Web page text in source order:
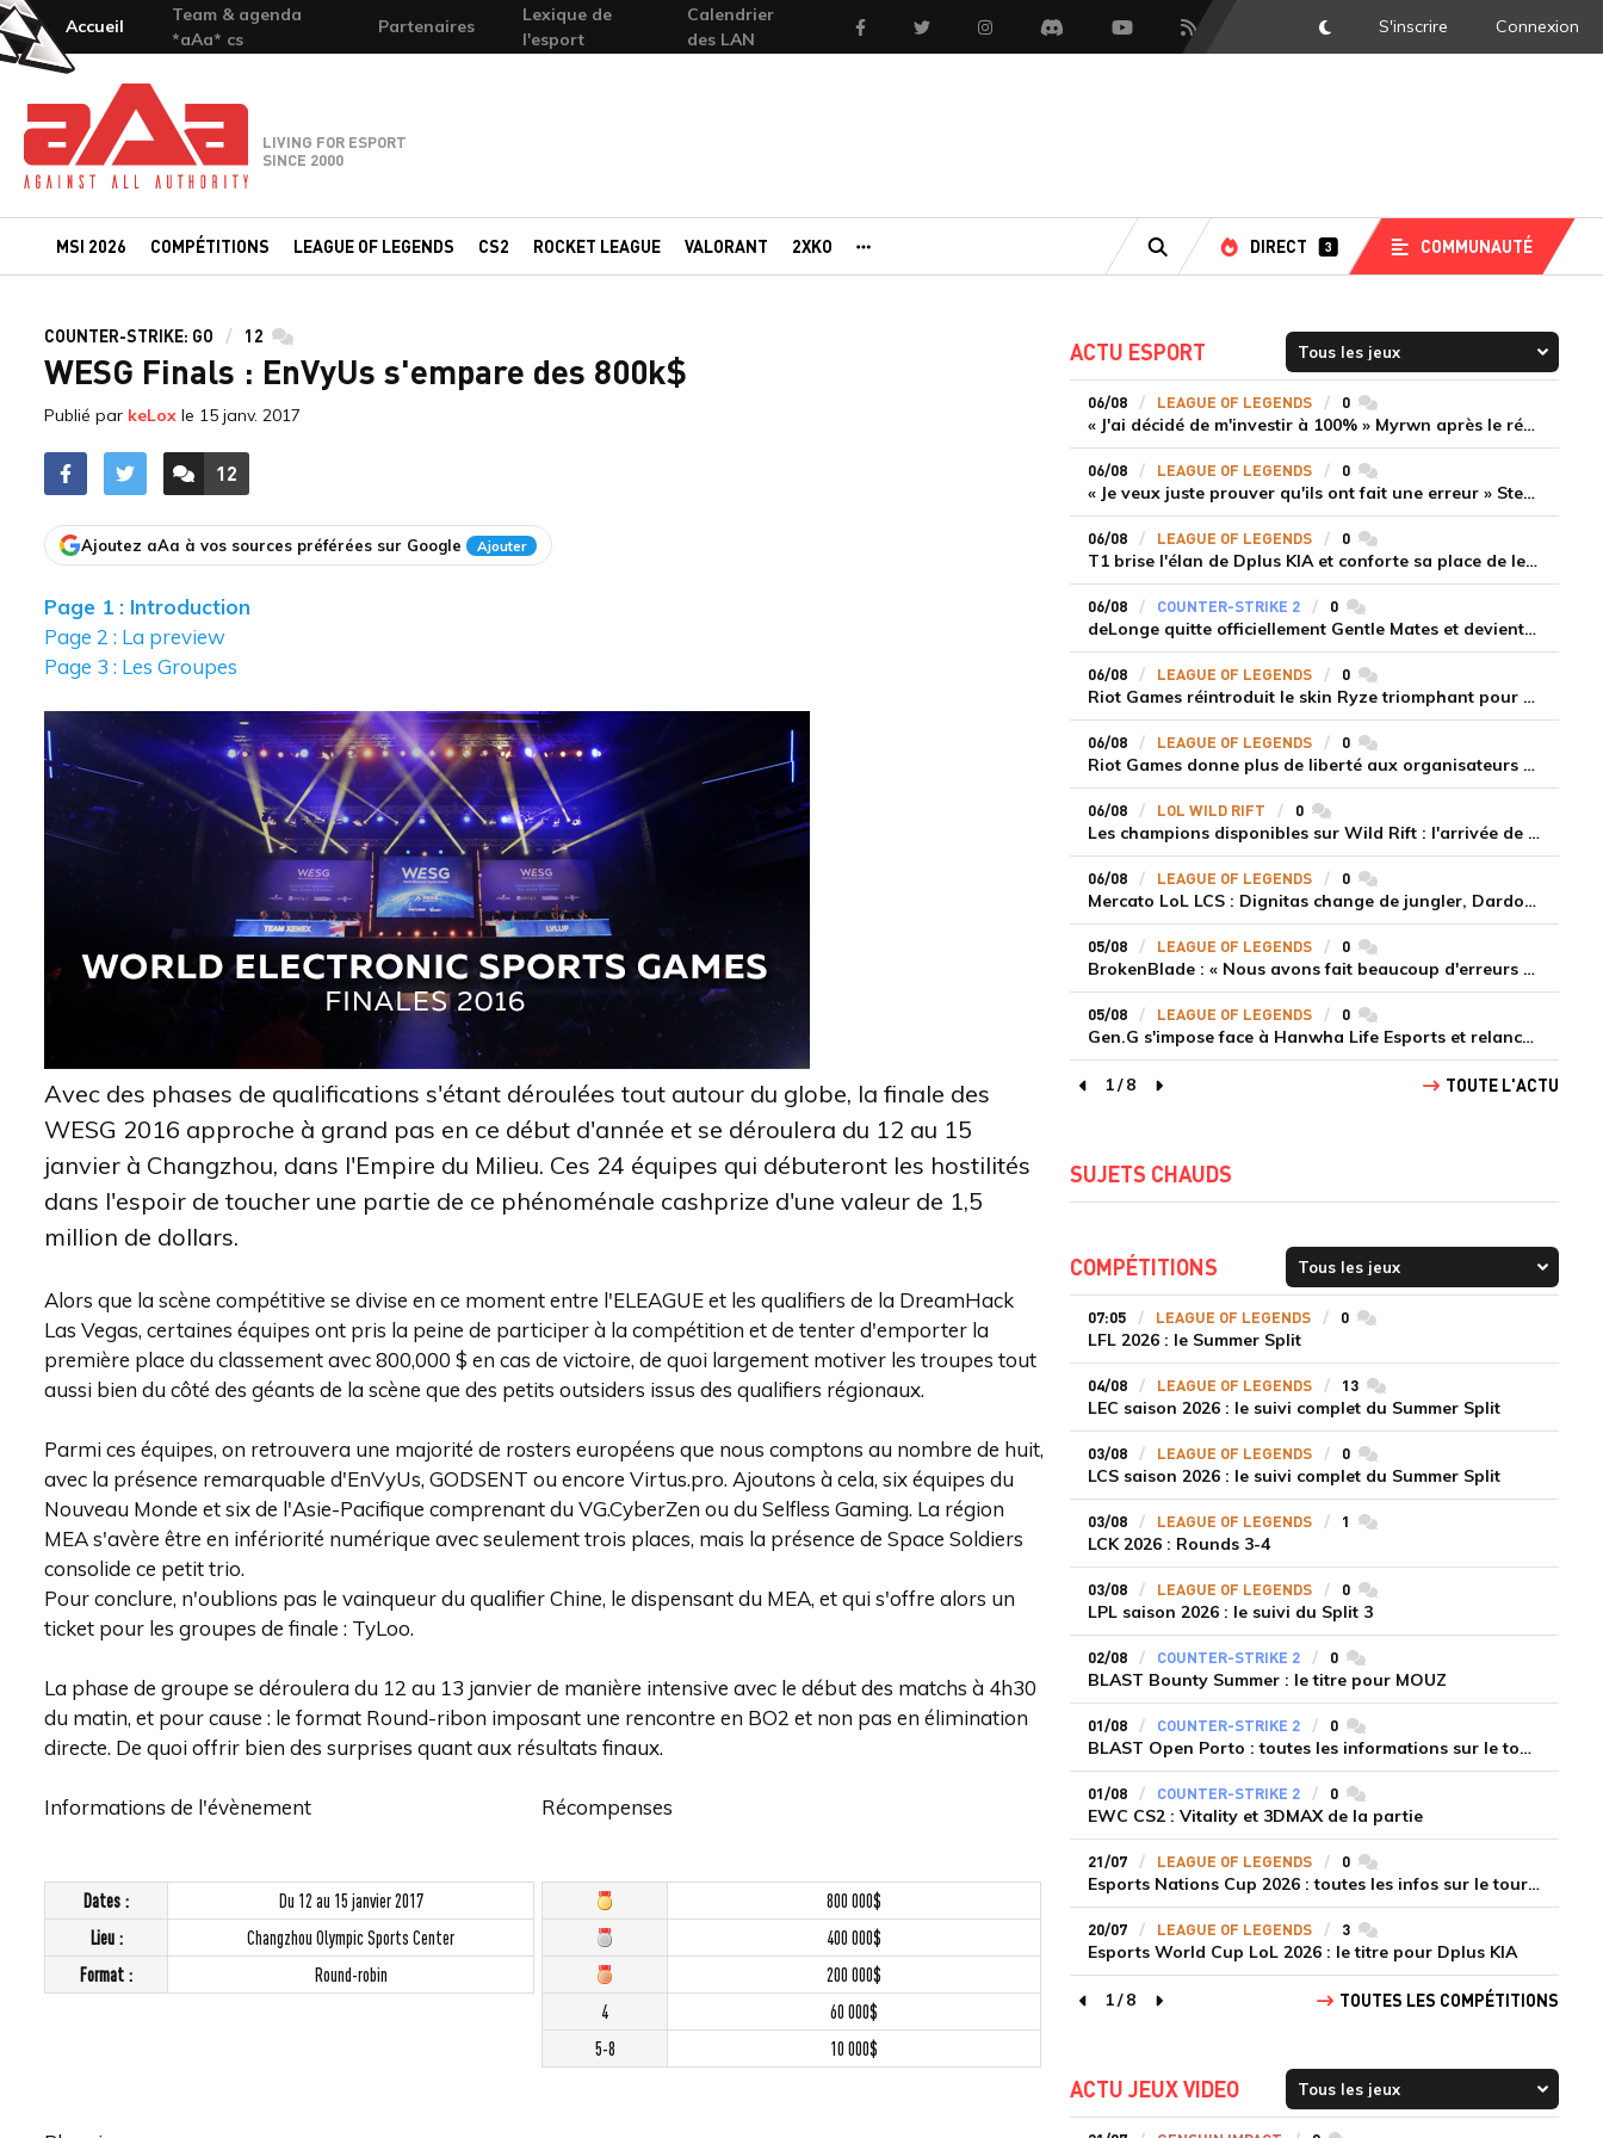
Accueil
Team & agenda
*aAa* cs
Partenaires
Lexique de
l'esport
Calendrier
des LAN
FacebookTwitter InstagramDiscord YoutubeFlux RSS DarkMode
S'inscrire Connexion
Team-aAa - against All authority
LIVING FOR ESPORT
SINCE 2000
MSI 2026 COMPÉTITIONS LEAGUE OF LEGENDS CS2 ROCKET LEAGUE VALORANT 2XKO
RECHERCHE
DIRECT 3 COMMUNAUTÉ
COUNTER-STRIKE: GO 12 commentaires
WESG Finals : EnVyUs s'empare des 800k$
Publié par keLox le 15 janv. 2017
ACCÉDER AUX
12
COMMENTAIRES
Ajoutez aAa à vos sources préférées sur Google Ajouter
Page 1 : Introduction
Page 2 : La preview
Page 3 : Les Groupes
Avec des phases de qualifications s'étant déroulées tout autour du globe, la finale des
WESG 2016 approche à grand pas en ce début d'année et se déroulera du 12 au 15
janvier à Changzhou, dans l'Empire du Milieu. Ces 24 équipes qui débuteront les hostilités
dans l'espoir de toucher une partie de ce phénoménale cashprize d'une valeur de 1,5
million de dollars.
Alors que la scène compétitive se divise en ce moment entre l'ELEAGUE et les qualifiers de la DreamHack
Las Vegas, certaines équipes ont pris la peine de participer à la compétition et de tenter d'emporter la
première place du classement avec 800,000 $ en cas de victoire, de quoi largement motiver les troupes tout
aussi bien du côté des géants de la scène que des petits outsiders issus des qualifiers régionaux.
Parmi ces équipes, on retrouvera une majorité de rosters européens que nous comptons au nombre de huit,
avec la présence remarquable d'EnVyUs, GODSENT ou encore Virtus.pro. Ajoutons à cela, six équipes du
Nouveau Monde et six de l'Asie-Pacifique comprenant du VG.CyberZen ou du Selfless Gaming. La région
MEA s'avère être en infériorité numérique avec seulement trois places, mais la présence de Space Soldiers
consolide ce petit trio.
Pour conclure, n'oublions pas le vainqueur du qualifier Chine, le dispensant du MEA, et qui s'offre alors un
ticket pour les groupes de finale : TyLoo.
La phase de groupe se déroulera du 12 au 13 janvier de manière intensive avec le début des matchs à 4h30
du matin, et pour cause : le format Round-ribon imposant une rencontre en BO2 et non pas en élimination
directe. De quoi offrir bien des surprises quant aux résultats finaux.
Informations de l'évènement
Dates :
Du 12 au 15 janvier 2017
Lieu :
Changzhou Olympic Sports Center
Format :
Round-robin
Récompenses
800 000$
400 000$
200 000$
4
60 000$
5-8
10 000$
ACTU ESPORT
06/08 LEAGUE OF LEGENDS 0commentaires
« J'ai décidé de m'investir à 100% » Myrwn après le réveil de Movistar KOI face à Fnatic
06/08 LEAGUE OF LEGENDS 0commentaires
« Je veux juste prouver qu'ils ont fait une erreur » Stend se confie sur son mercato chaotique et ses ambitions avec Shifters
06/08 LEAGUE OF LEGENDS 0commentaires
T1 brise l'élan de Dplus KIA et conforte sa place de leader en LCK 2026 Rounds 3-4
06/08 COUNTER-STRIKE 2 0commentaires
deLonge quitte officiellement Gentle Mates et devient agent libre
06/08 LEAGUE OF LEGENDS 0commentaires
Riot Games réintroduit le skin Ryze triomphant pour récompenser la scène amateur
06/08 LEAGUE OF LEGENDS 0commentaires
Riot Games donne plus de liberté aux organisateurs de tournois locaux sur League of Legends
06/08 LOL WILD RIFT 0commentaires
Les champions disponibles sur Wild Rift : l'arrivée de Cho'Gath
06/08 LEAGUE OF LEGENDS 0commentaires
Mercato LoL LCS : Dignitas change de jungler, Dardoch fait son retour en LCS, eXyu annonce sa retraite
05/08 LEAGUE OF LEGENDS 0commentaires
BrokenBlade : « Nous avons fait beaucoup d'erreurs bêtes, mais une victoire reste une victoire et c'est une chose dont on peut se réjouir »
05/08 LEAGUE OF LEGENDS 0commentaires
Gen.G s'impose face à Hanwha Life Esports et relance sa dynamique en LCK
page précédente
1/8
page suivante
TOUTE L'ACTU
SUJETS CHAUDS
COMPÉTITIONS
07:05 LEAGUE OF LEGENDS 0commentaires
LFL 2026 : le Summer Split
04/08 LEAGUE OF LEGENDS 13commentaires
LEC saison 2026 : le suivi complet du Summer Split
03/08 LEAGUE OF LEGENDS 0commentaires
LCS saison 2026 : le suivi complet du Summer Split
03/08 LEAGUE OF LEGENDS 1 commentaires
LCK 2026 : Rounds 3-4
03/08 LEAGUE OF LEGENDS 0commentaires
LPL saison 2026 : le suivi du Split 3
02/08 COUNTER-STRIKE 2 0commentaires
BLAST Bounty Summer : le titre pour MOUZ
01/08 COUNTER-STRIKE 2 0commentaires
BLAST Open Porto : toutes les informations sur le tournoi
01/08 COUNTER-STRIKE 2 0commentaires
EWC CS2 : Vitality et 3DMAX de la partie
21/07 LEAGUE OF LEGENDS 0commentaires
Esports Nations Cup 2026 : toutes les infos sur le tournoi
20/07 LEAGUE OF LEGENDS 3commentaires
Esports World Cup LoL 2026 : le titre pour Dplus KIA
page précédente
1/8
page suivante
TOUTES LES COMPÉTITIONS
ACTU JEUX VIDEO